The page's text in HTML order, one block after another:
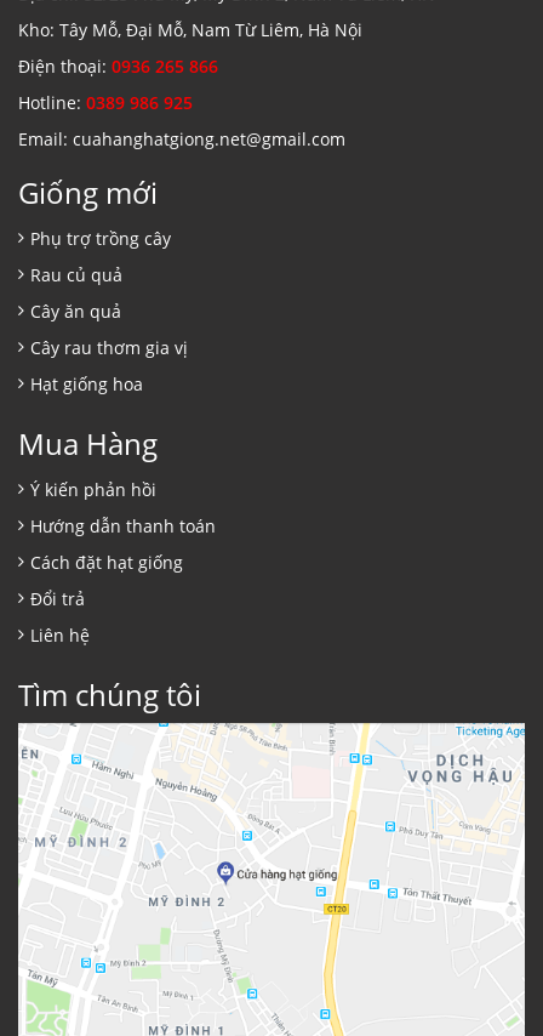
Kho: Tây Mỗ, Đại Mỗ, Nam Từ Liêm, Hà Nội
Điện thoại: 0936 265 866
Hotline: 0389 986 925
Email: cuahanghatgiong.net@gmail.com
Giống mới
Phụ trợ trồng cây
Rau củ quả
Cây ăn quả
Cây rau thơm gia vị
Hạt giống hoa
Mua Hàng
Ý kiến phản hồi
Hướng dẫn thanh toán
Cách đặt hạt giống
Đổi trả
Liên hệ
Tìm chúng tôi